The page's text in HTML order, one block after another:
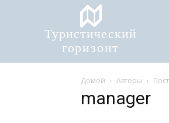
Туристический
горизонт
Домой Авторы
manager